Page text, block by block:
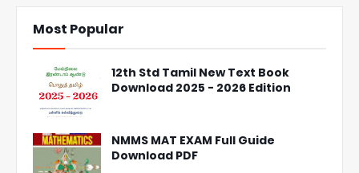
Most Popular
12th Std Tamil New Text Book
Download 2025 - 2026 Edition
NMMS MAT EXAM Full Guide
Download PDF